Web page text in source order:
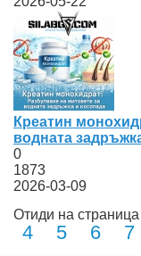
Креатин
водната
0
1873
2026-03-09
Отиди на страница
4
5 6 7